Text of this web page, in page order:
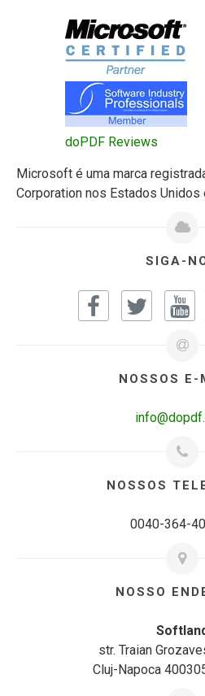
doPDF Reviews
Microsoft é uma marca
Corporation nos Estados
SIGA-
NOSSOS E-
NOSSOS
0040-364-
NOSSO
str. Traian
Cluj-Napoca